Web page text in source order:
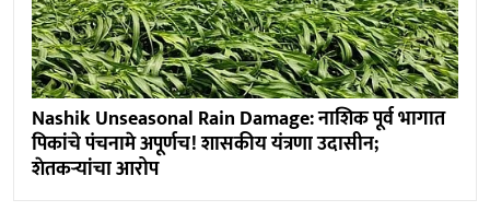
Nashik Unseasonal Rain Damage: नाशिक पूर्व भागात
पिकांचे पंचनामे अपूर्णच! शासकीय यंत्रणा उदासीन;
शेतकऱ्यांचा आरोप